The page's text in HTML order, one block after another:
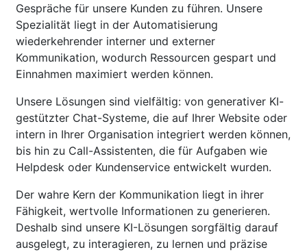
Gespräche für unsere Kunden zu führen. Unsere
Spezialität liegt in der Automatisierung
wiederkehrender interner und externer
Kommunikation, wodurch Ressourcen gespart und
Einnahmen maximiert werden können.
Unsere Lösungen sind vielfältig: von generativer KI-
gestützter Chat-Systeme, die auf Ihrer Website oder
intern in Ihrer Organisation integriert werden können,
bis hin zu Call-Assistenten, die für Aufgaben wie
Helpdesk oder Kundenservice entwickelt wurden.
Der wahre Kern der Kommunikation liegt in ihrer
Fähigkeit, wertvolle Informationen zu generieren.
Deshalb sind unsere KI-Lösungen sorgfältig darauf
ausgelegt, zu interagieren, zu lernen und präzise